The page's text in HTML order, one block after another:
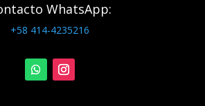
WhatsApp:
+58 414-4235216